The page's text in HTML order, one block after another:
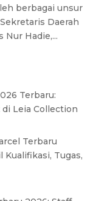
berbagai unsur
Daerah
Nur Hadie,...
Terbaru:
Leia Collection
Terbaru
Kualifikasi, Tugas,